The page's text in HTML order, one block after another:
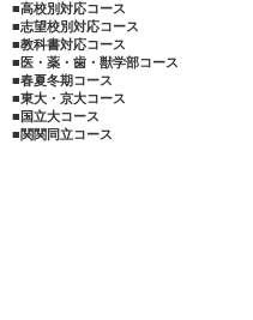
■高校別対応コース
■志望校別対応コース
■教科書対応コース
■医・薬・歯・獣学部コース
■春夏冬期コース
■東大・京大コース
■国立大コース
■関関同立コース